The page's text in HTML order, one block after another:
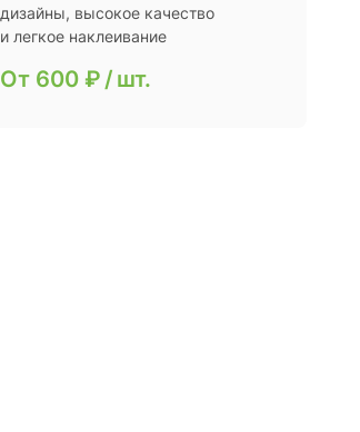
дизайны, высокое качество
и легкое наклеивание
От 600 ₽ / шт.